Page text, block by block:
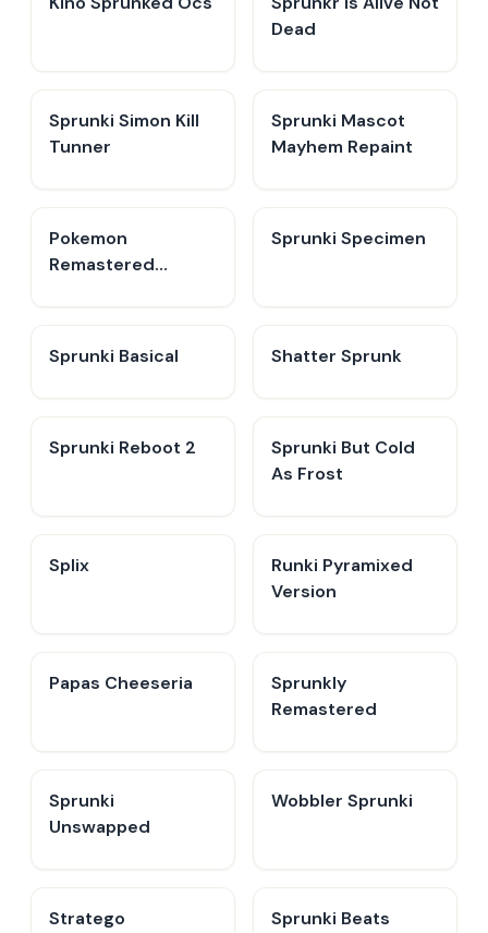
Dead
Sprunki Simon Kill
Tunner
Sprunki Mascot
Mayhem Repaint
Pokemon
Remastered
Sprunki Specimen
Sprunki Basical Shatter Sprunk
Sprunki Reboot 2
Sprunki But Cold
As Frost
Splix
Runki Pyramixed
Version
Papas Cheeseria
Sprunkly
Remastered
Sprunki
Unswapped
Wobbler Sprunki
Stratego Sprunki Beats